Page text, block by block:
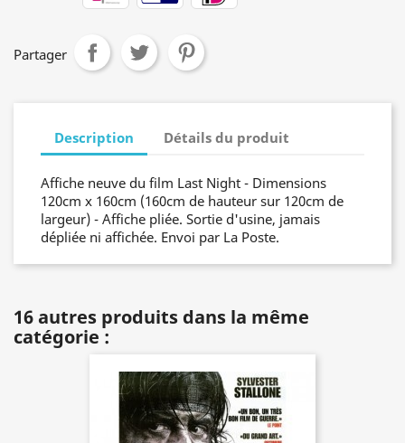
Partager
Description Détails du produit
Affiche neuve du film Last Night - Dimensions
120cm x 160cm (160cm de hauteur sur 120cm de
largeur) - Affiche pliée. Sortie d'usine, jamais
dépliée ni affichée. Envoi par La Poste.
16 autres produits dans la même
catégorie :